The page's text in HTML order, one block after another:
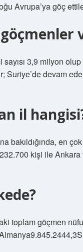
Avrupa’ya göç
3,9 milyon olup
Suriye’de devam
il
bakıldığında, en
kişi ile Ankara
toplam göçmen